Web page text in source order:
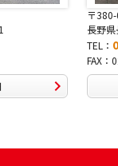
野市大字鶴賀南千歳町826
069-991
269-9992
店舗詳細